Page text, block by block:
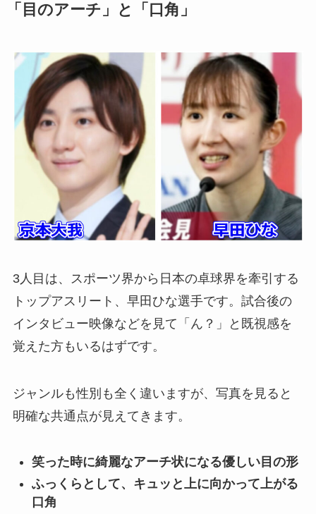
「目のアーチ」と「口角」
3人目は、スポーツ界から日本の卓球界を牽引する
トップアスリート、早田ひな選手です。試合後の
インタビュー映像などを見て「ん？」と既視感を
覚えた方もいるはずです。
ジャンルも性別も全く違いますが、写真を見ると
明確な共通点が見えてきます。
笑った時に綺麗なアーチ状になる優しい目の形
ふっくらとして、キュッと上に向かって上がる
口角